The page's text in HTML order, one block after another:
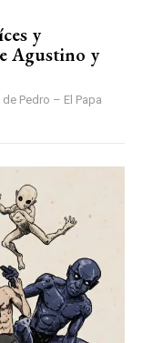
y
Agustino y
Pedro – El Papa